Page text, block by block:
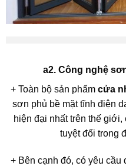
a2. Công nghệ
+ Toàn bộ sản phẩm cửa
sơn phủ bề mặt tĩnh điện
hiện đại nhất trên thế
tuyệt đối trong
+ Bên cạnh đó, có yêu cầu